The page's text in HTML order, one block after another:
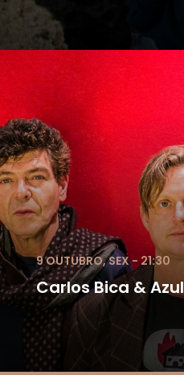
9 OUTUBRO, SEX - 21:30
Carlos Bica & Azul